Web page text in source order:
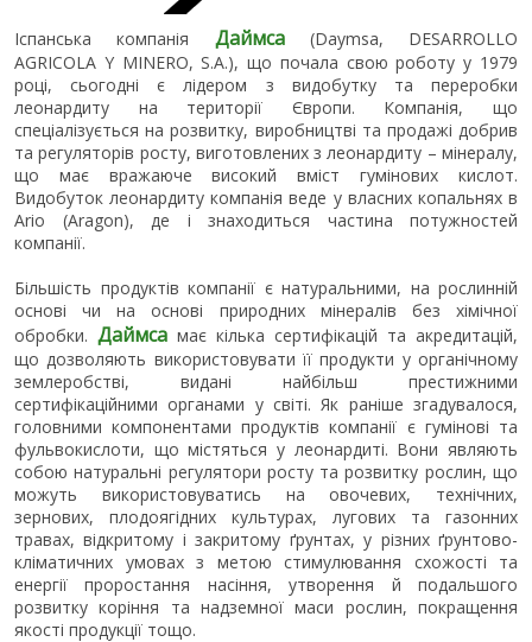
Іспанська компанія Даймса(Daymsa, DESARROLLO
AGRICOLA Y MINERO, S.A.), що почала свою роботу у 1979
році, сьогодні є лідером з видобутку та переробки
леонардиту на території Європи. Компанія, що
спеціалізується на розвитку, виробництві та продажі добрив
та регуляторів росту, виготовлених з леонардиту – мінералу,
що має вражаюче високий вміст гумінових кислот.
Видобуток леонардиту компанія веде у власних копальнях в
Ario (Aragon), де і знаходиться частина потужностей
компанії.
Більшість продуктів компанії є натуральними, на рослинній
основі чи на основі природних мінералів без хімічної
обробки. Даймса має кілька сертифікацій та акредитацій,
що дозволяють використовувати її продукти у органічному
землеробстві, видані найбільш престижними
сертифікаційними органами у світі. Як раніше згадувалося,
головними компонентами продуктів компанії є гумінові та
фульвокислоти, що містяться у леонардиті. Вони являють
собою натуральні регулятори росту та розвитку рослин, що
можуть використовуватись на овочевих, технічних,
зернових, плодоягідних культурах, лугових та газонних
травах, відкритому і закритому ґрунтах, у різних ґрунтово-
кліматичних умовах з метою стимулювання схожості та
енергії проростання насіння, утворення й подальшого
розвитку коріння та надземної маси рослин, покращення
якості продукції тощо.